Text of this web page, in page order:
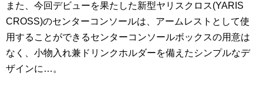
また、今回デビューを果たした新型ヤリスクロス(YARIS
CROSS)のセンターコンソールは、アームレストとして使
用することができるセンターコンソールボックスの用意は
なく、小物入れ兼ドリンクホルダーを備えたシンプルなデ
ザインに…。